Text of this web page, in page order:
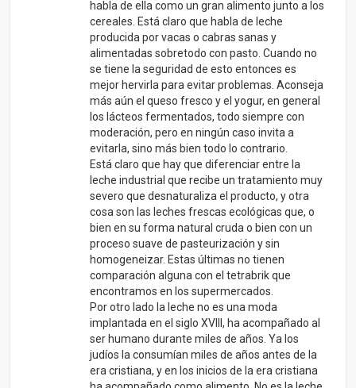
proceso suave de pasteurización y sin
homogeneizar. Estas últimas no tienen
comparación alguna con el tetrabrik que
encontramos en los supermercados.
Por otro lado la leche no es una moda
implantada en el siglo XVIII, ha acompañado al
ser humano durante miles de años. Ya los
judíos la consumían miles de años antes de la
era cristiana, y en los inicios de la era cristiana
ha acompañado como alimento. No es la leche
la mala, sino los procesos que sufre hasta
comprarla en el supermercado, pero como he
dicho, hay leches de calidad ecológicas que
cada vez están más disponibles.
Hay muchas tendencias alimentarias, tantas
como teorías defendidas por el médico de
turno. Hay naturistas que defienden que el
consumo de cereales, sobretodo del trigo es
del todo perjudicial.
Lo que sí es sumamente perjudicial es la leche
de soja en todas sus variantes, y esto lo
defienden cada vez más médicos serios. La
única soja que es saludable con moderación es
la fermentada. Hasta el Dr. Mercola habla